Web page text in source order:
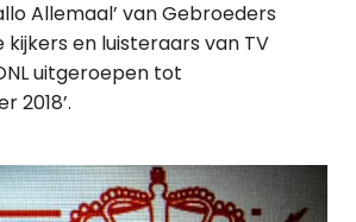
Allemaal’ van Gebroeders
kijkers en luisteraars van TV
uitgeroepen tot
2018’.